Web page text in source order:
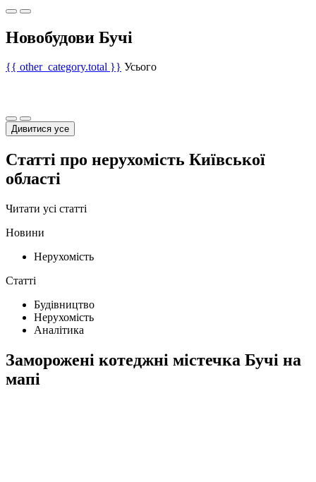
Новобудови Бучі
{{ other_category.total }} Усього
Дивитися усе
Статті про нерухомість Київської
області
Читати усі статті
Новини
Нерухомість
Статті
Будівництво
Нерухомість
Аналітика
Заморожені котеджні містечка Бучі на
мапі